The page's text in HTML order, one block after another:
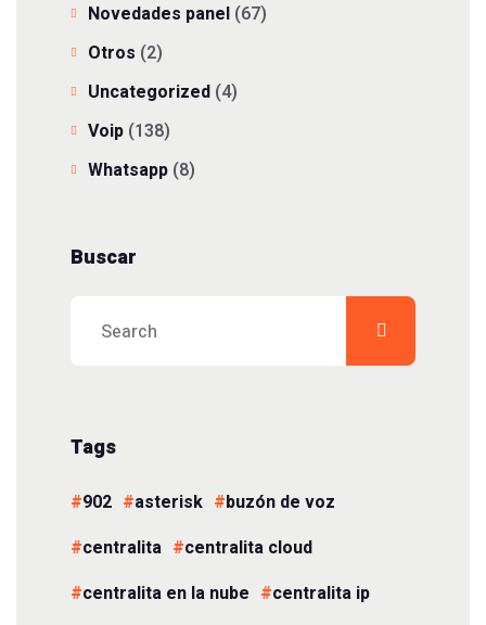
Novedades panel (67)
Otros (2)
Uncategorized (4)
Voip (138)
Whatsapp (8)
Buscar
Tags
902 asterisk
buzón de voz
centralita
centralita cloud
centralita en la nube
centralita ip